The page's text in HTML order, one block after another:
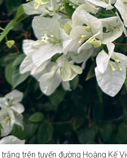
trên tuyến đường Hoàng Kế